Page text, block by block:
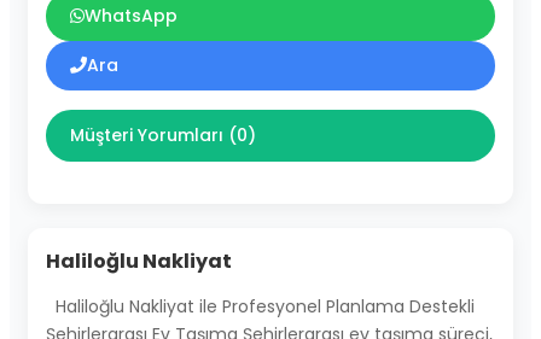
WhatsApp
Ara
Müşteri Yorumları (0)
Haliloğlu Nakliyat
Haliloğlu Nakliyat ile Profesyonel Planlama Destekli
Şehirlerarası Ev Taşıma Şehirlerarası ev taşıma süreci,